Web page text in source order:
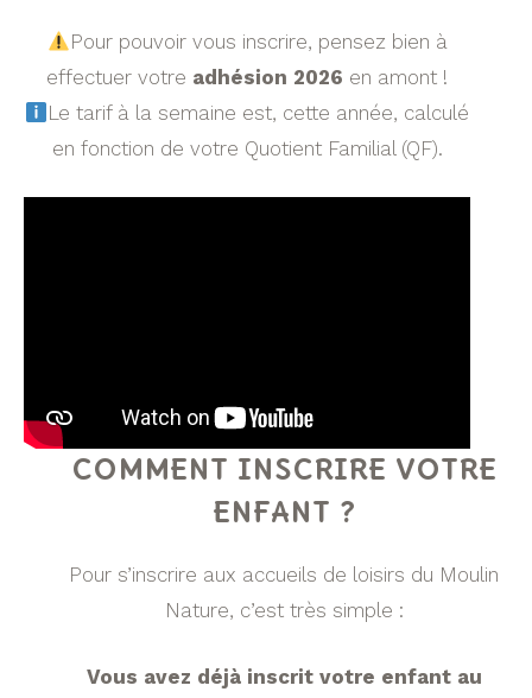
​Pour pouvoir vous inscrire, pensez bien à
effectuer votre adhésion 2026 en amont !
​Le tarif à la semaine est, cette année, calculé
en fonction de votre Quotient Familial (QF).
COMMENT INSCRIRE VOTRE
ENFANT ?
Pour s’inscrire aux accueils de loisirs du Moulin
Nature, c’est très simple :
Vous avez déjà inscrit votre enfant au